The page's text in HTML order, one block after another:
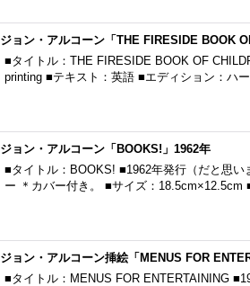
ジョン・アルコーン「THE FIRESIDE BOOK
■タイトル：THE FIRESIDE BOOK OF
printing ■テキスト：英語 ■エディション：ハ
ジョン・アルコーン「BOOKS!」1962年
■タイトル：BOOKS! ■1962年発行（だと思
ー ＊カバー付き。 ■サイズ：
ジョン・アルコーン挿絵「MENUS FOR
■タイトル：MENUS FOR ENTERTAINING